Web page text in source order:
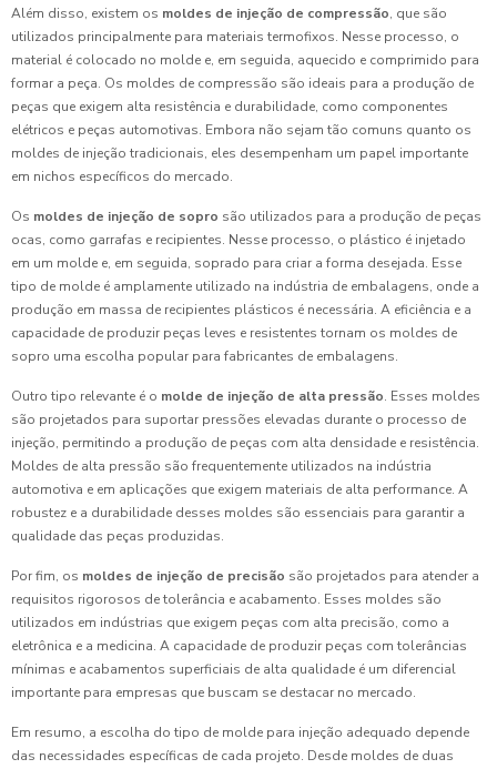
Além disso, existem os moldes de injeção de compressão, que são
utilizados principalmente para materiais termofixos. Nesse processo, o
material é colocado no molde e, em seguida, aquecido e comprimido para
formar a peça. Os moldes de compressão são ideais para a produção de
peças que exigem alta resistência e durabilidade, como componentes
elétricos e peças automotivas. Embora não sejam tão comuns quanto os
moldes de injeção tradicionais, eles desempenham um papel importante
em nichos específicos do mercado.
Os moldes de injeção de sopro são utilizados para a produção de peças
ocas, como garrafas e recipientes. Nesse processo, o plástico é injetado
em um molde e, em seguida, soprado para criar a forma desejada. Esse
tipo de molde é amplamente utilizado na indústria de embalagens, onde a
produção em massa de recipientes plásticos é necessária. A eficiência e a
capacidade de produzir peças leves e resistentes tornam os moldes de
sopro uma escolha popular para fabricantes de embalagens.
Outro tipo relevante é o molde de injeção de alta pressão. Esses moldes
são projetados para suportar pressões elevadas durante o processo de
injeção, permitindo a produção de peças com alta densidade e resistência.
Moldes de alta pressão são frequentemente utilizados na indústria
automotiva e em aplicações que exigem materiais de alta performance. A
robustez e a durabilidade desses moldes são essenciais para garantir a
qualidade das peças produzidas.
Por fim, os moldes de injeção de precisão são projetados para atender a
requisitos rigorosos de tolerância e acabamento. Esses moldes são
utilizados em indústrias que exigem peças com alta precisão, como a
eletrônica e a medicina. A capacidade de produzir peças com tolerâncias
mínimas e acabamentos superficiais de alta qualidade é um diferencial
importante para empresas que buscam se destacar no mercado.
Em resumo, a escolha do tipo de molde para injeção adequado depende
das necessidades específicas de cada projeto. Desde moldes de duas